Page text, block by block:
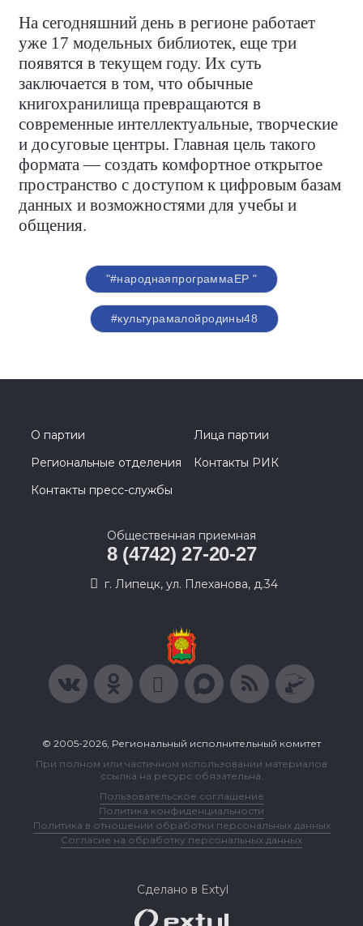
На сегодняшний день в регионе работает
уже 17 модельных библиотек, еще три
появятся в текущем году. Их суть
заключается в том, что обычные
книгохранилища превращаются в
современные интеллектуальные, творческие
и досуговые центры. Главная цель такого
формата — создать комфортное открытое
пространство с доступом к цифровым базам
данных и возможностями для учебы и
общения.
"#народнаяпрограммаЕР "
#культурамалойродины48
О партии
Лица партии
Региональные отделения
Контакты РИК
Контакты пресс-службы
Общественная приемная
8 (4742) 27-20-27
г. Липецк, ул. Плеханова, д.34
© 2005-2026, Региональный исполнительный комитет
При полном или частичном использовании материалов
ссылка на ресурс обязательна.
Пользовательское соглашение
Политика конфиденциальности
Политика в отношении обработки персональных данных
Согласие на обработку персональных данных
Сделано в Extyl